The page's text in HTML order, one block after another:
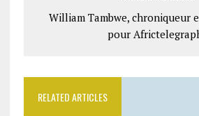
William Tambwe, chroniqueur
pour
RELATED ARTICLES